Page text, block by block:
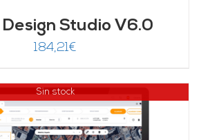
Studio V6.0
184,21€
Sin stock